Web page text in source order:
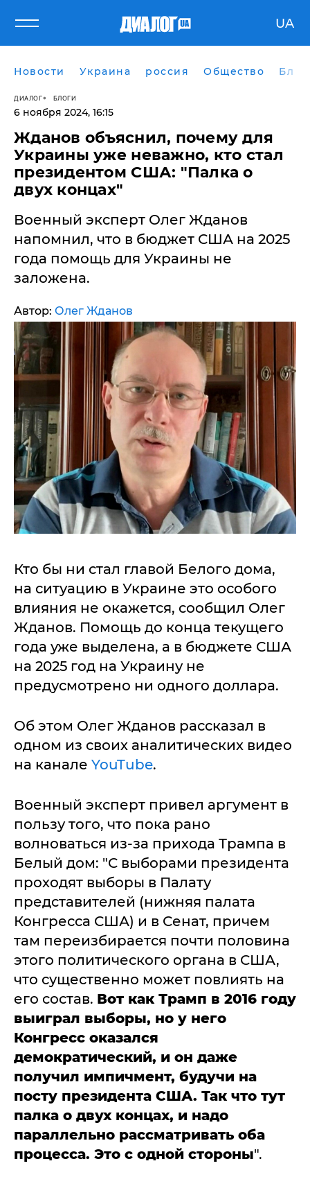
UA
Новости Украина россия Общество
ДИАЛОГ БЛОГИ
6 ноября 2024, 16:15
Жданов объяснил, почему для
Украины уже неважно, кто стал
президентом США: "Палка о
двух концах"
Военный эксперт Олег Жданов
напомнил, что в бюджет США на 2025
года помощь для Украины не
заложена.
Автор: Олег Жданов
Кто бы ни стал главой Белого дома,
на ситуацию в Украине это особого
влияния не окажется, сообщил Олег
Жданов. Помощь до конца текущего
года уже выделена, а в бюджете США
на 2025 год на Украину не
предусмотрено ни одного доллара.
Об этом Олег Жданов рассказал в
одном из своих аналитических видео
на канале YouTube.
Военный эксперт привел аргумент в
пользу того, что пока рано
волноваться из-за прихода Трампа в
Белый дом: "С выборами президента
проходят выборы в Палату
представителей (нижняя палата
Конгресса США) и в Сенат, причем
там переизбирается почти половина
этого политического органа в США,
что существенно может повлиять на
его состав. Вот как Трамп в 2016 году
выиграл выборы, но у него
Конгресс оказался
демократический, и он даже
получил импичмент, будучи на
посту президента США. Так что тут
палка о двух концах, и надо
параллельно рассматривать оба
процесса. Это с одной стороны".